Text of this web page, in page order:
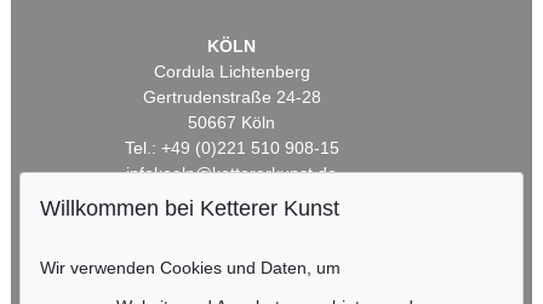
KÖLN
Cordula Lichtenberg
Gertrudenstraße 24-28
50667 Köln
Tel.: +49 (0)221 510 908-15
infokoeln@kettererkunst.de
HESSEN
Willkommen bei Ketterer Kunst
Wir verwenden Cookies und Daten, um